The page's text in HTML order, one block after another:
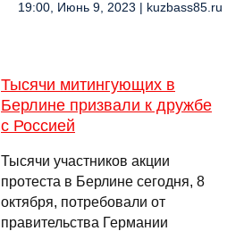
19:00, Июнь 9, 2023 | kuzbass85.ru
Тысячи митингующих в
Берлине призвали к дружбе
с Россией
Тысячи участников акции
протеста в Берлине сегодня, 8
октября, потребовали от
правительства Германии